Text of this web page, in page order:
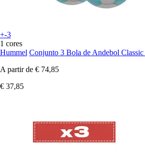
+-3
1 cores
Hummel Conjunto 3 Bola de Andebol
A partir de € 74,85
€ 37,85